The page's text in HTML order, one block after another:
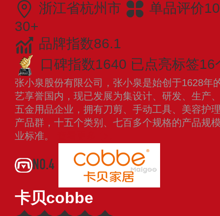
浙江省杭州市
单品评价
30+
品牌指数86.1
口碑指数1640 已点亮标签16
张小泉股份有限公司，张小泉是始创于1628年
艺享誉国内，现已发展为集设计、研发、生产
五金用品企业，拥有刀剪、手动工具、美容护
产品群，十五个类别、七百多个规格的产品规
业标准。
NO.4
卡贝cobbe